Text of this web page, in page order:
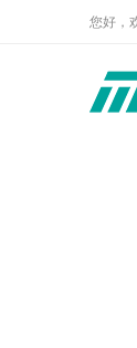
您好，